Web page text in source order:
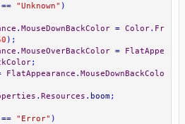
== "Unknown" )
. MouseDownBackColor = Color. Fr
);
. MouseOverBackColor =
FlatAppe
;
FlatAppearance . MouseDownBackColo
. Resources . boom ;
== "Error" )